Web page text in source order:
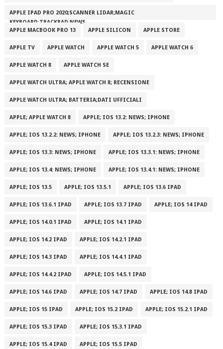
APPLE IPAD PRO 2020;SCANNER LIDAR;MAGIC
KEYBOARD;TRACKPAD;NEWS
APPLE MACBOOK PRO 13
APPLE SILICON APPLE STORE
APPLE TV APPLE WATCH APPLE WATCH 5 APPLE WATCH 6
APPLE WATCH 8 APPLE WATCH SE
APPLE WATCH ULTRA; APPLE WATCH 8; RECENSIONE
APPLE WATCH ULTRA; BATTERIA;DATI UFFICIALI
APPLE; APPLE WATCH 8 APPLE; IOS 13.2: NEWS; IPHONE
APPLE; IOS 13.2.2: NEWS; IPHONE APPLE; IOS 13.2.3: NEWS; IPHONE
APPLE; IOS 13.3: NEWS; IPHONE APPLE; IOS 13.3.1: NEWS; IPHONE
APPLE; IOS 13.4: NEWS; IPHONE APPLE; IOS 13.4.1: NEWS; IPHONE
APPLE; IOS 13.5 APPLE; IOS 13.5.1 APPLE; IOS 13.6 IPAD
APPLE; IOS 13.6.1 IPAD APPLE; IOS 13.7 IPAD APPLE; IOS 14 IPAD
APPLE; IOS 14.0.1 IPAD APPLE; IOS 14.1 IPAD
APPLE; IOS 14.2 IPAD APPLE; IOS 14.2.1 IPAD
APPLE; IOS 14.3 IPAD APPLE; IOS 14.4.1 IPAD
APPLE; IOS 14.4.2 IPAD APPLE; IOS 14.5.1 IPAD
APPLE; IOS 14.6 IPAD APPLE; IOS 14.7 IPAD APPLE; IOS 14.8 IPAD
APPLE; IOS 15 IPAD APPLE; IOS 15.2 IPAD APPLE; IOS 15.2.1 IPAD
APPLE; IOS 15.3 IPAD APPLE; IOS 15.3.1 IPAD
APPLE; IOS 15.4 IPAD APPLE; IOS 15.5 IPAD